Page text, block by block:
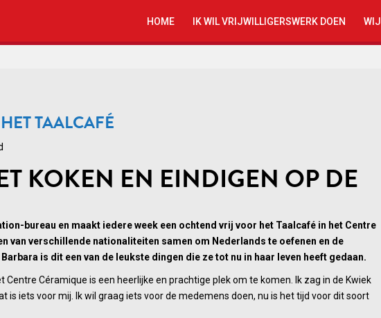
HOME IK WIL VRIJWILLIGERSWERK DOEN
TAALCAFÉ
Notermans
Taalcafé
KOKEN EN EINDIGEN OP DE
bureau en maakt iedere week een ochtend vrij voor het Taalcafé in het Centre
van verschillende nationaliteiten samen om Nederlands te oefenen en de
is dit een van de leukste dingen die ze tot nu in haar leven heeft gedaan.
Centre Céramique is een heerlijke en prachtige plek om te komen. Ik zag in de Kwiek
is iets voor mij. Ik wil graag iets voor de medemens doen, nu is het tijd voor dit soort